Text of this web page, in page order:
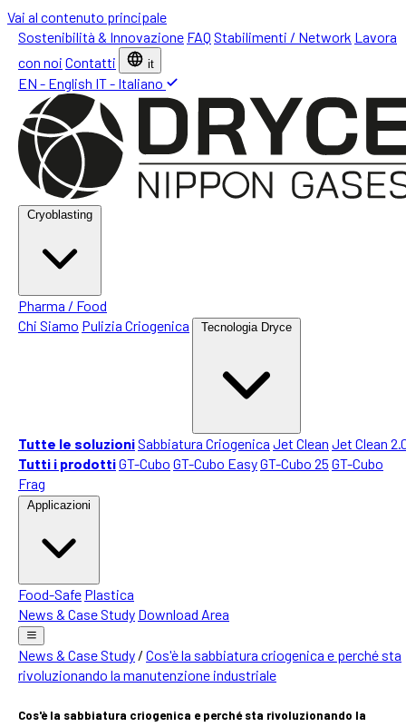
Vai al contenuto principale
Sostenibilità & Innovazione FAQ Stabilimenti / Network Lavora
con noi Contatti it
EN - English IT - Italiano
Cryoblasting
Pharma / Food
Chi Siamo Pulizia Criogenica Tecnologia Dryce
Tutte le soluzioniSabbiatura Criogenica Jet Clean Jet Clean
Tutti i prodottiGT-Cubo GT-Cubo EasyGT-Cubo 25 GT-Cubo
Frag
Applicazioni
Food-Safe Plastica
News & Case Study Download Area
News & Case Study / Cos'è la sabbiatura criogenica e perché sta
rivoluzionando la manutenzione industriale
Cos'è la sabbiatura criogenica e perché sta rivoluzionando la